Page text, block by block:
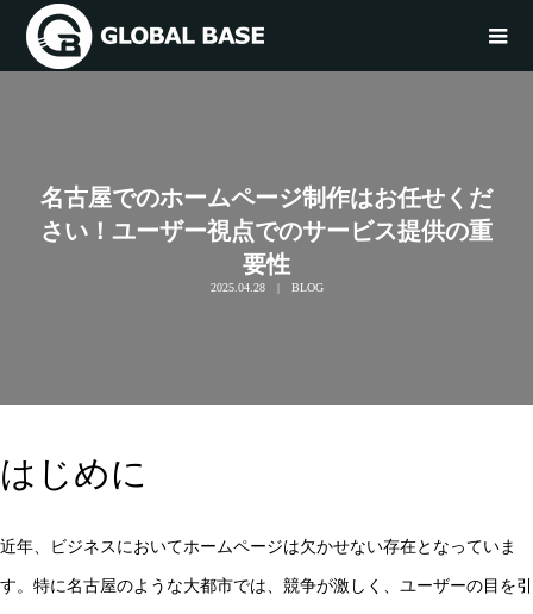
名古屋でのホームページ制作はお任せくだ
さい！ユーザー視点でのサービス提供の重
要性
2025.04.28 BLOG
はじめに
近年、ビジネスにおいてホームページは欠かせない存在となっていま
す。特に名古屋のような大都市では、競争が激しく、ユーザーの目を引